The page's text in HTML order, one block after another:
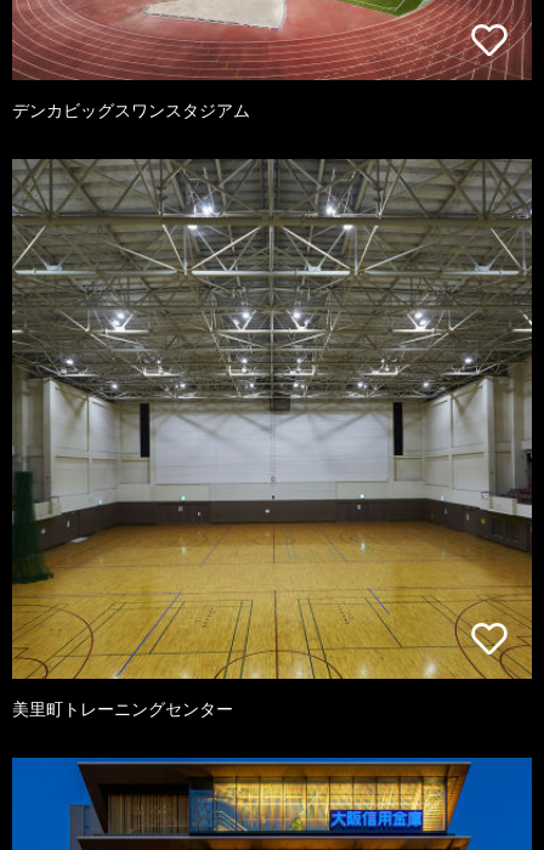
デンカビッグスワンスタジアム
美里町トレーニングセンター